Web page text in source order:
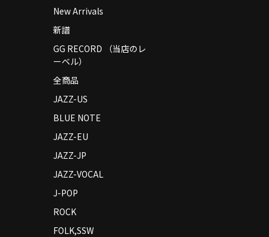
New Arrivals
新譜
GG RECORD （当店のレ
ーベル）
全商品
JAZZ-US
BLUE NOTE
JAZZ-EU
JAZZ-JP
JAZZ-VOCAL
J-POP
ROCK
FOLK,SSW